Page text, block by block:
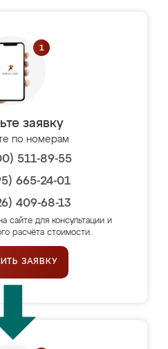
заявку
по номерам
511-89-55
665-24-01
409-68-13
сайте для консультации и
расчёта стоимости.
ЗАЯВКУ